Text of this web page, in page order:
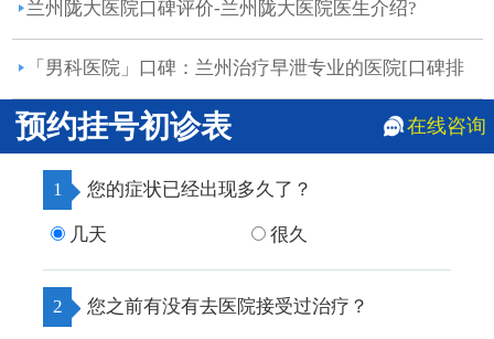
兰州陇大医院口碑评价-兰州陇大医院医生介绍?
「男科医院」口碑：兰州治疗早泄专业的医院[口碑排
名榜...
预约挂号初诊表 在线咨询
1 您的症状已经出现多久了？
几天 很久
2 您之前有没有去医院接受过治疗？